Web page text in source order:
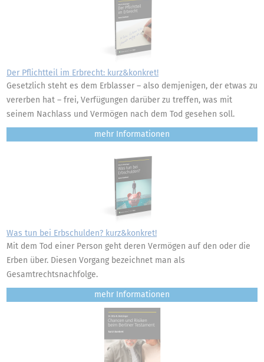
Der Pflichtteil im Erbrecht: kurz&konkret!
Gesetzlich steht es dem Erblasser – also demjenigen, der etwas zu
vererben hat – frei, Verfügungen darüber zu treffen, was mit
seinem Nachlass und Vermögen nach dem Tod gesehen soll.
mehr
Was tun bei Erbschulden? kurz&konkret!
Mit dem Tod einer Person geht deren Vermögen auf den oder die
Erben über. Diesen Vorgang bezeichnet man als
Gesamtrechtsnachfolge.
mehr